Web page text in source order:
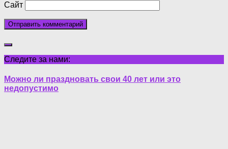
Сайт
Следите за нами:
Можно ли праздновать свои 40 лет или это
недопустимо